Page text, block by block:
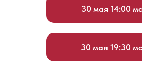
30 мая 19:30
30 мая 14:00